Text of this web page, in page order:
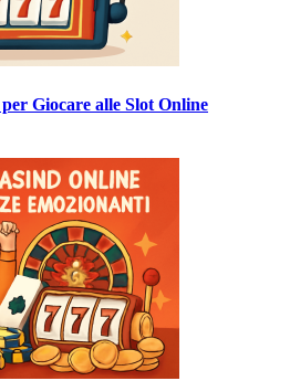
Giocare alle Slot Online